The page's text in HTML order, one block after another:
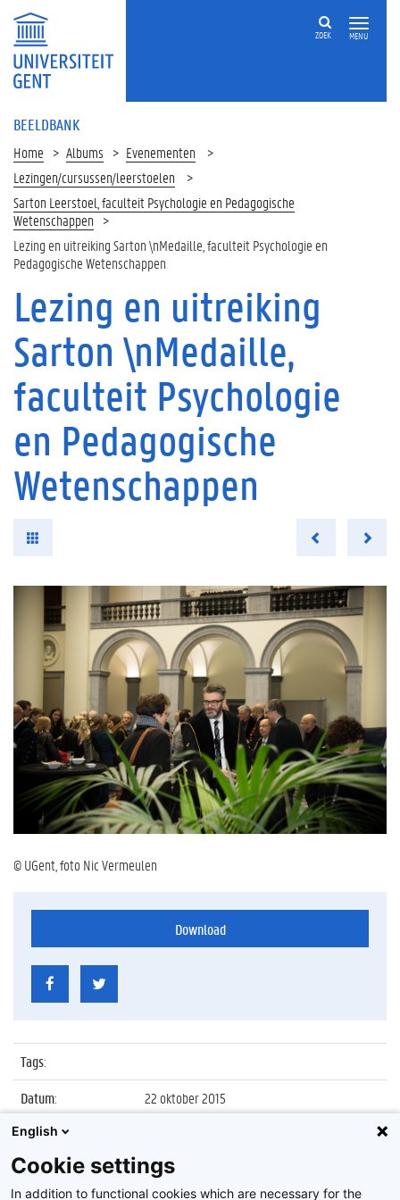
MENU
ZOEK
BEELDBANK
Home Albums
Evenementen
Lezingen/cursussen/leerstoelen
Sarton Leerstoel, faculteit Psychologie en Pedagogische
Wetenschappen
Lezing en uitreiking Sarton \nMedaille, faculteit Psychologie en
Pedagogische Wetenschappen
Lezing en uitreiking
Sarton \nMedaille,
faculteit Psychologie
en Pedagogische
Wetenschappen
© UGent, foto Nic Vermeulen
Download
Tags:
Datum:
22 oktober 2015
Identificatienummer
Album:
Sarton Leerstoel, faculteit Psychologie en
Pedagogische Wetenschappen
English
Cookie settings
In addition to functional cookies which are necessary for the